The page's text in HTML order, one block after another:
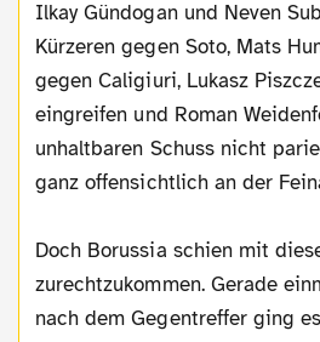
Ilkay Gündogan und Neven
Kürzeren gegen Soto, Mats
gegen Caligiuri, Lukasz
eingreifen und Roman
unhaltbaren Schuss nicht
ganz offensichtlich an der
Doch Borussia schien mit
zurechtzukommen. Gerade
nach dem Gegentreffer ging